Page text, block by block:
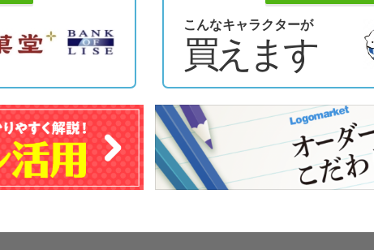
こんなキャラクターが
買えます